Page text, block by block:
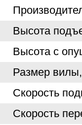
Высота
Высота с
Размер
Скорость
Скорость